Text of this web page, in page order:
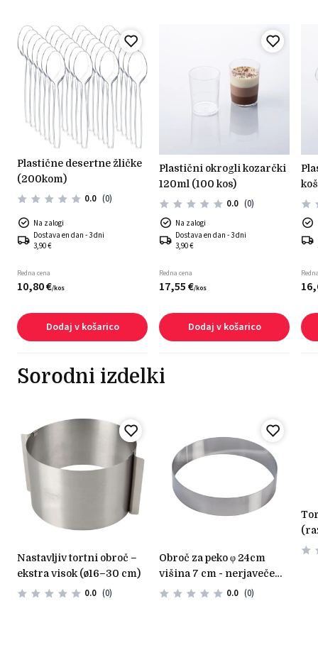
plastične desertne žličke
(200kom)
0.0 (0)
Na zalogi
Dostava en dan - 3 dni
3,90 €
Redna cena
10,80€/kos
Dodaj v košarico
plastični okrogli kozarčki
120ml (100 kos)
0.0 (0)
Na zalogi
Dostava en dan - 3 dni
3,90 €
Redna cena
17,55€/kos
Dodaj v košarico
plastični kozarčki
16,
Sorodni izdelki
nastavljiv tortni obroč –
ekstra visok (ø16–30 cm)
0.0 (0)
obroč za peko φ 24cm
višina 7 cm - nerjaveče
jeklo
0.0 (0)
tortni obroč višina 7cm